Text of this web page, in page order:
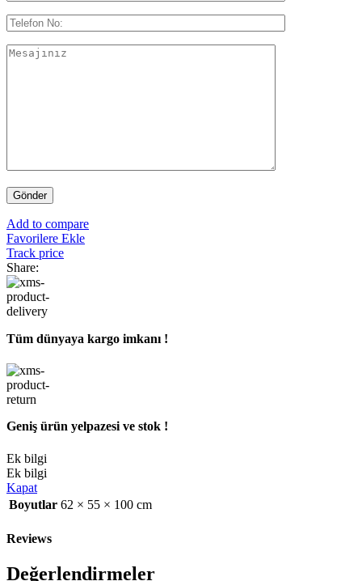
Add to compare
Favorilere Ekle
Track price
Share:
Tüm dünyaya kargo imkanı !
Geniş ürün yelpazesi ve stok !
Ek bilgi
Ek bilgi
Kapat
Boyutlar 62 × 55 × 100 cm
Reviews
Değerlendirmeler